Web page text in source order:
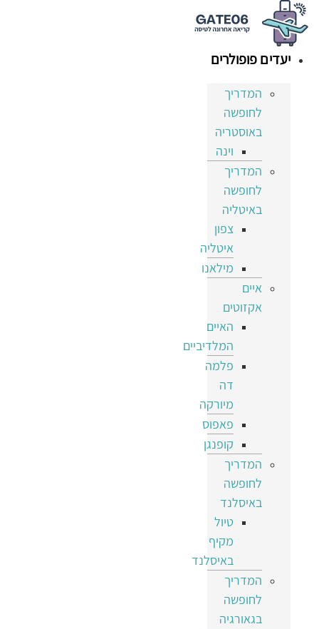
דלג
לתוכן
יעדים פופולרים
המדריך
לחופשה
באוסטריה
וינה
המדריך
לחופשה
באיטליה
צפון
איטליה
מילאנו
איים
אקזוטים
האיים
המלדיביים
פלמה
דה
מיורקה
פאפוס
קופנגן
המדריך
לחופשה
באיסלנד
טיול
מקיף
באיסלנד
המדריך
לחופשה
בגאורגיה